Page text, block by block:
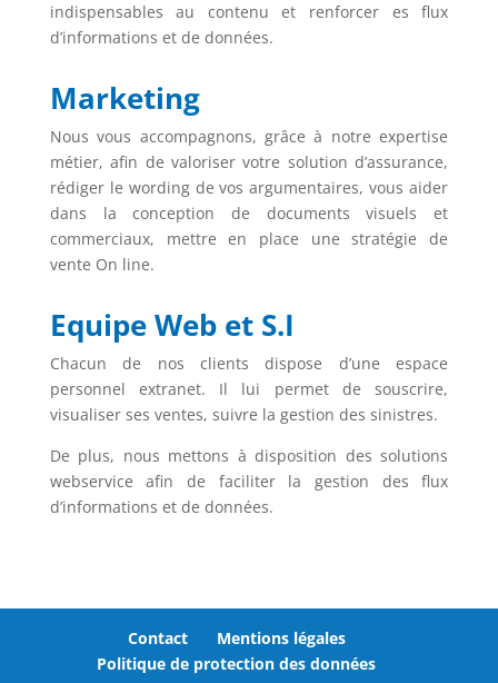
indispensables au contenu et renforcer es flux
d’informations et de données.
Marketing
Nous vous accompagnons, grâce à notre expertise
métier, afin de valoriser votre solution d’assurance,
rédiger le wording de vos argumentaires, vous aider
dans la conception de documents visuels et
commerciaux, mettre en place une stratégie de
vente On line.
Equipe Web et S.I
Chacun de nos clients dispose d’une espace
personnel extranet. Il lui permet de souscrire,
visualiser ses ventes, suivre la gestion des sinistres.
De plus, nous mettons à disposition des solutions
webservice afin de faciliter la gestion des flux
d’informations et de données.
Contact
Mentions légales
Politique de protection des données